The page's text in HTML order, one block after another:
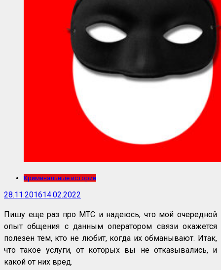
Криминальные истории
28.11.201614.02.2022
Пишу еще раз про МТС и надеюсь, что мой очередной
опыт общения с данным оператором связи окажется
полезен тем, кто не любит, когда их обманывают. Итак,
что такое услуги, от которых вы не отказывались, и
какой от них вред.